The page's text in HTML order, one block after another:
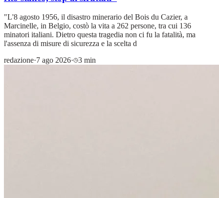
"L'8 agosto 1956, il disastro minerario del Bois du Cazier, a
Marcinelle, in Belgio, costò la vita a 262 persone, tra cui 136
minatori italiani. Dietro questa tragedia non ci fu la fatalità, ma
l'assenza di misure di sicurezza e la scelta d
redazione·7 ago 2026· 3 min